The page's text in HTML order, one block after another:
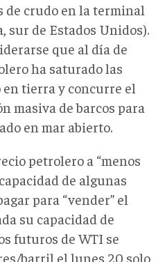
de crudo en la terminal
sur de Estados Unidos).
que al día de
ha saturado las
en tierra y concurre el
masiva de barcos para
en mar abierto.
petrolero a “menos
de algunas
para “vender” el
su capacidad de
futuros de WTI se
barril el lunes 20 solo